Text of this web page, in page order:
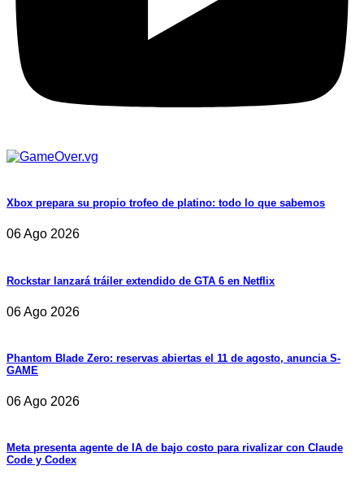
Xbox prepara su propio trofeo de platino: todo lo que sabemos
06 Ago 2026
Rockstar lanzará tráiler extendido de GTA 6 en Netflix
06 Ago 2026
Phantom Blade Zero: reservas abiertas el 11 de agosto, anuncia S-
GAME
06 Ago 2026
Meta presenta agente de IA de bajo costo para rivalizar con Claude
Code y Codex